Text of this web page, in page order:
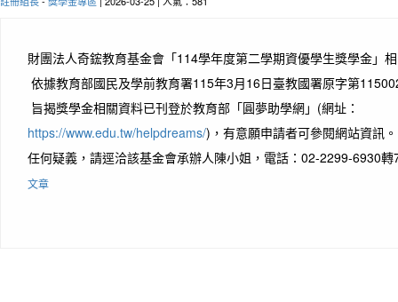
財團法人奇鋐教育基金會「114學年度第二學期資優學生獎學金
依據教育部國民及學前教育署115年3月16日臺教國署原字第
旨揭獎學金相關資料已刊登於教育部「圓夢助學網」(網址：
https://www.edu.tw/helpdreams/)，有意願申請者可參閱網站資訊
任何疑義，請逕洽該基金會承辦人陳小姐，電話：02-2299-6930
文章